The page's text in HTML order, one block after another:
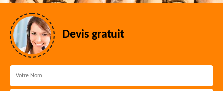
Devis gratuit